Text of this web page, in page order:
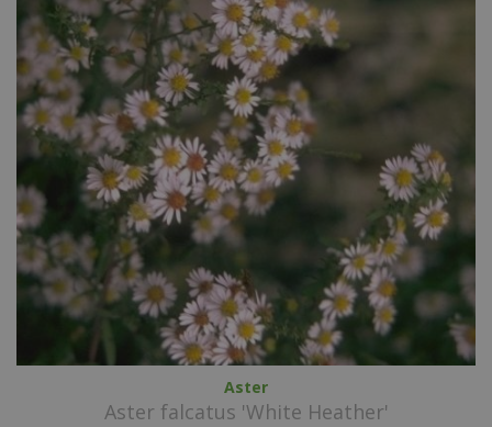
Aster
Aster falcatus 'White Heather'